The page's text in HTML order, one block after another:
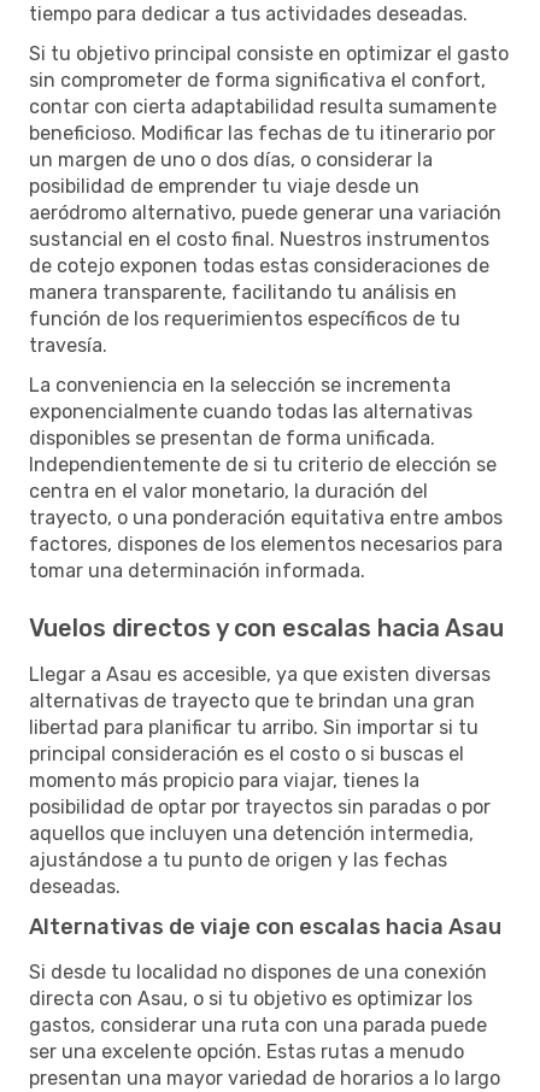
tiempo para dedicar a tus actividades deseadas.
Si tu objetivo principal consiste en optimizar el gasto
sin comprometer de forma significativa el confort,
contar con cierta adaptabilidad resulta sumamente
beneficioso. Modificar las fechas de tu itinerario por
un margen de uno o dos días, o considerar la
posibilidad de emprender tu viaje desde un
aeródromo alternativo, puede generar una variación
sustancial en el costo final. Nuestros instrumentos
de cotejo exponen todas estas consideraciones de
manera transparente, facilitando tu análisis en
función de los requerimientos específicos de tu
travesía.
La conveniencia en la selección se incrementa
exponencialmente cuando todas las alternativas
disponibles se presentan de forma unificada.
Independientemente de si tu criterio de elección se
centra en el valor monetario, la duración del
trayecto, o una ponderación equitativa entre ambos
factores, dispones de los elementos necesarios para
tomar una determinación informada.
Vuelos directos y con escalas hacia Asau
Llegar a Asau es accesible, ya que existen diversas
alternativas de trayecto que te brindan una gran
libertad para planificar tu arribo. Sin importar si tu
principal consideración es el costo o si buscas el
momento más propicio para viajar, tienes la
posibilidad de optar por trayectos sin paradas o por
aquellos que incluyen una detención intermedia,
ajustándose a tu punto de origen y las fechas
deseadas.
Alternativas de viaje con escalas hacia Asau
Si desde tu localidad no dispones de una conexión
directa con Asau, o si tu objetivo es optimizar los
gastos, considerar una ruta con una parada puede
ser una excelente opción. Estas rutas a menudo
presentan una mayor variedad de horarios a lo largo